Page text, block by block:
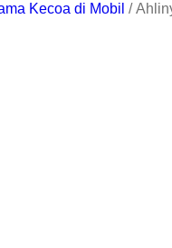
Kecoa di Mobil /